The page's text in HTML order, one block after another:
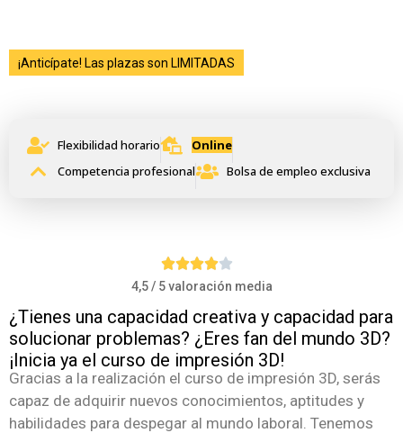
¡Anticípate! Las plazas son LIMITADAS
Flexibilidad horario
Online
Competencia profesional
Bolsa de empleo exclusiva
4,5 / 5 valoración media
¿Tienes una capacidad creativa y capacidad para
solucionar problemas? ¿Eres fan del mundo 3D?
¡Inicia ya el curso de impresión 3D!
Gracias a la realización el curso de impresión 3D, serás
capaz de adquirir nuevos conocimientos, aptitudes y
habilidades para despegar al mundo laboral. Tenemos